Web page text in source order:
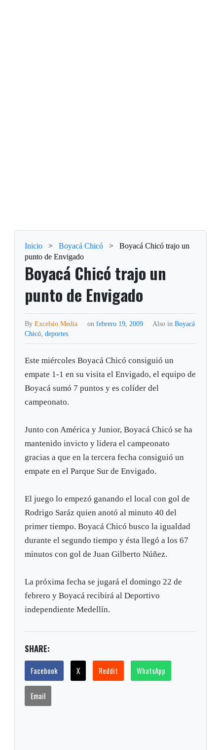
Inicio > Boyacá Chicó >
Boyacá Chicó trajo un
punto de Envigado
Boyacá Chicó trajo un
punto de Envigado
ByExcelsio Media on febrero 19, 2009 Also in Boyacá
Chicó,deportes
Este miércoles Boyacá Chicó consiguió un
empate 1-1 en su visita el Envigado, el equipo de
Boyacá sumó 7 puntos y es colíder del
campeonato.
Junto con América y Junior, Boyacá Chicó se ha
mantenido invicto y lidera el campeonato
gracias a que en la tercera fecha consiguió un
empate en el Parque Sur de Envigado.
El juego lo empezó ganando el local con gol de
Rodrigo Saráz quien anotó al minuto 40 del
primer tiempo. Boyacá Chicó busco la igualdad
durante el segundo tiempo y ésta llegó a los 67
minutos con gol de Juan Gilberto Núñez.
La próxima fecha se jugará el domingo 22 de
febrero y Boyacá recibirá al Deportivo
independiente Medellín.
SHARE:
Facebook X Reddit WhatsApp
Email